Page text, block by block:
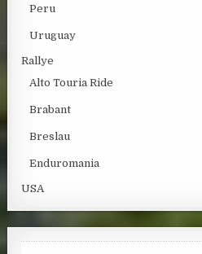
Peru
Uruguay
Rallye
Alto Touria Ride
Brabant
Breslau
Enduromania
USA